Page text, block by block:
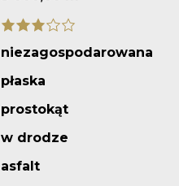
niezagospodarowana
płaska
prostokąt
w drodze
asfalt